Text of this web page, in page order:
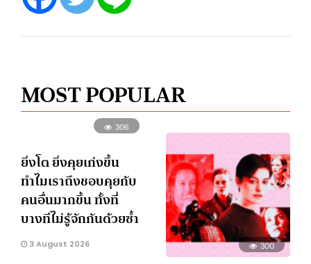
MOST POPULAR
306
ยิ่งโต ยิ่งคุยเก่งขึ้น
ทำไมเราถึงชอบคุยกับ
คนอื่นมากขึ้น ทั้งที่
บางทีไม่รู้จักกันด้วยซ้ำ
3 August 2026 300